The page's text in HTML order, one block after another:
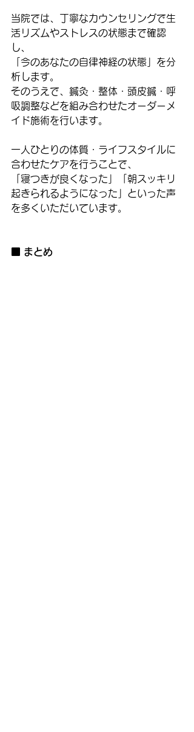
当院では、丁寧なカウンセリングで生
活リズムやストレスの状態まで確認
し、
「今のあなたの自律神経の状態」を分
析します。
そのうえで、鍼灸・整体・頭皮鍼・呼
吸調整などを組み合わせたオーダーメ
イド施術を行います。
一人ひとりの体質・ライフスタイルに
合わせたケアを行うことで、
「寝つきが良くなった」「朝スッキリ
起きられるようになった」といった声
を多くいただいています。
■ まとめ